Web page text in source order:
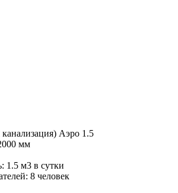
Аэро 1.5
мм
1.5 м3 в сутки
8 человек